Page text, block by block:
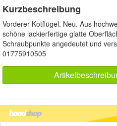
Kurzbeschreibung
Vorderer Kotflügel. Neu. Aus
schöne lackierfertige glatte
Schraubpunkte angedeutet und
01775910505